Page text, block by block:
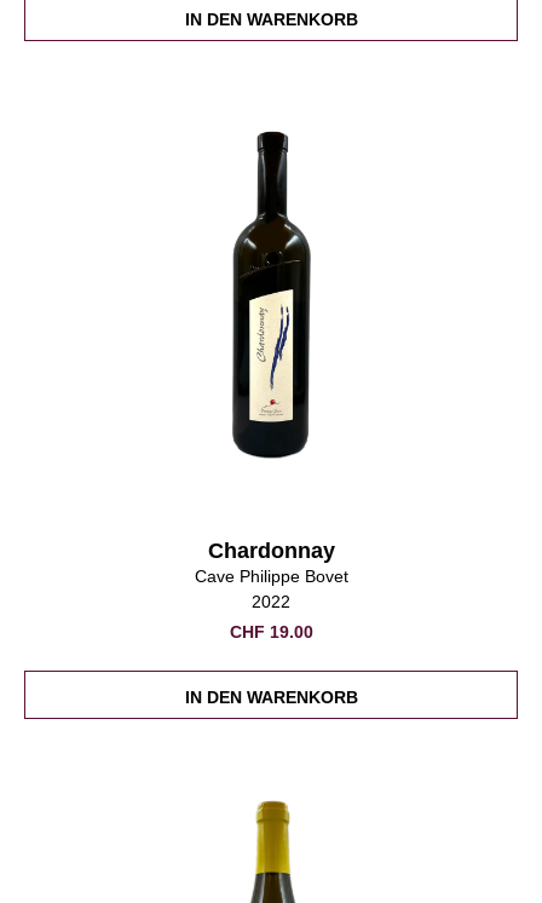
IN DEN WARENKORB
Chardonnay
Cave Philippe Bovet
2022
CHF 19.00
IN DEN WARENKORB